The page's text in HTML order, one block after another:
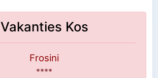
Vakanties Kos
Frosini
****